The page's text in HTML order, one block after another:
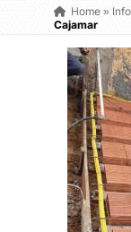
Home»
Cajamar